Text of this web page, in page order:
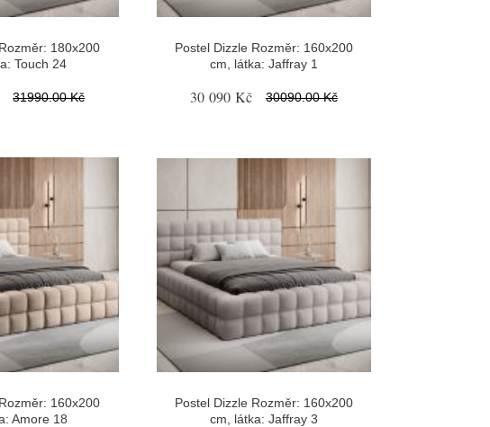
180x200
Touch 24
31990.00 Kč
Postel Dizzle Rozměr: 160x200
cm, látka: Jaffray 1
30 090 Kč 30090.00 Kč
160x200
Amore 18
Postel Dizzle Rozměr: 160x200
cm, látka: Jaffray 3